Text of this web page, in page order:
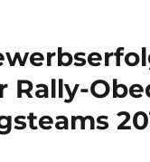
Rally-